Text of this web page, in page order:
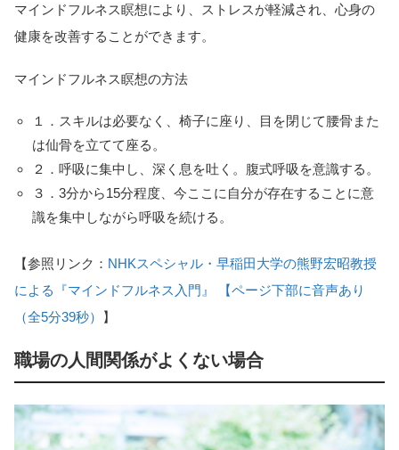
マインドフルネス瞑想により、ストレスが軽減され、心身の
健康を改善することができます。
マインドフルネス瞑想の方法
１．スキルは必要なく、椅子に座り、目を閉じて腰骨また
は仙骨を立てて座る。
２．呼吸に集中し、深く息を吐く。腹式呼吸を意識する。
３．3分から15分程度、今ここに自分が存在することに意
識を集中しながら呼吸を続ける。
【参照リンク： NHKスペシャル・早稲田大学の熊野宏昭教授
による『マインドフルネス入門』 【ページ下部に音声あり
（全5分39秒）
】
職場の人間関係がよくない場合